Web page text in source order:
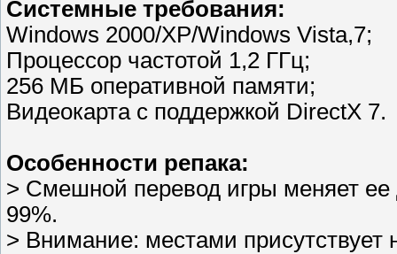
Системные требования:
Windows 2000/XP/Windows Vista,7;
Процессор частотой 1,2 ГГц;
256 МБ оперативной памяти;
Видеокарта с поддержкой DirectX 7.
Особенности репака:
> Смешной перевод игры меняет ее
99%.
> Внимание: местами присутствует